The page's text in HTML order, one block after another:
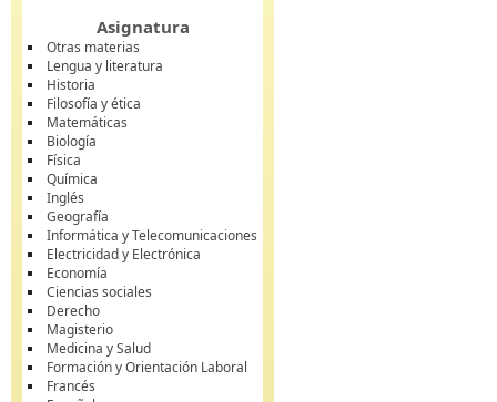
Asignatura
Otras materias
Lengua y literatura
Historia
Filosofía y ética
Matemáticas
Biología
Física
Química
Inglés
Geografía
Informática y Telecomunicaciones
Electricidad y Electrónica
Economía
Ciencias sociales
Derecho
Magisterio
Medicina y Salud
Formación y Orientación Laboral
Francés